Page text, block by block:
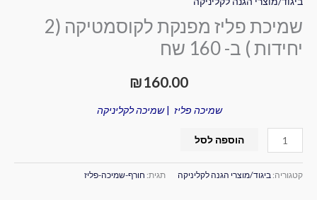
שמיכת פליז מפנקת לקוסמטיקה (2
יחידות ) ב- 160 שח
₪160.00
שמיכה פליז |שמיכה לקליניקה
הוספה לסל
קטגוריה: ביגוד/מוצרי הגנה לקליניקה תגית: חורף-שמיכה-פליז